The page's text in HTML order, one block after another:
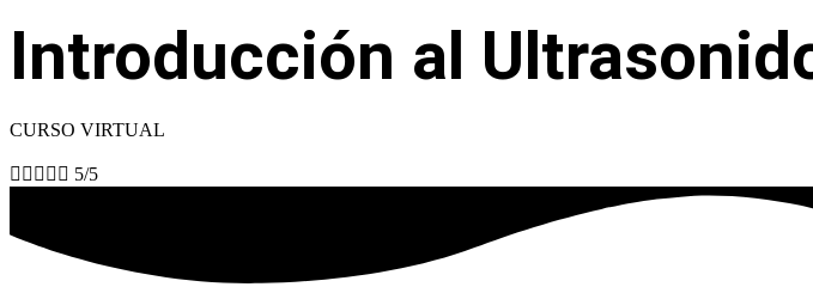
Introducción al
CURSO VIRTUAL
     5/5